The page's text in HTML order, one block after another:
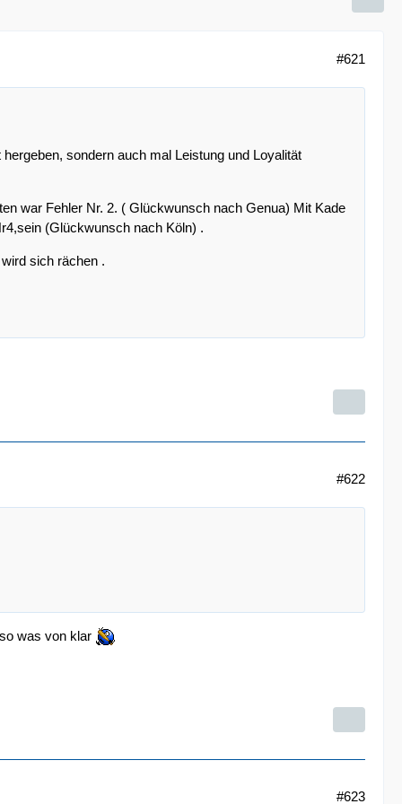
#621
sondern auch mal Leistung und Loyalität
war Fehler Nr. 2. ( Glückwunsch nach Genua) Mit Kade
(Glückwunsch nach Köln) .
sich rächen .
#622
was von klar
#623